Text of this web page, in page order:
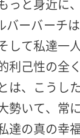
っと身近に
バーバーチ
して私達一
利己性の全
は、こうし
いて、常
達の真の幸